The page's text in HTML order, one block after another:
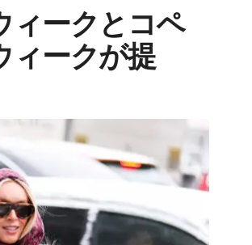
ィークとコペ
ィークが提